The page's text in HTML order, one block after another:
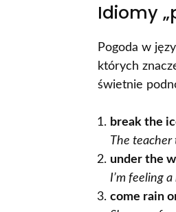
Idiomy
Pogoda w
których
świetnie
break the
The teacher
under the
I’m feeling
come rain